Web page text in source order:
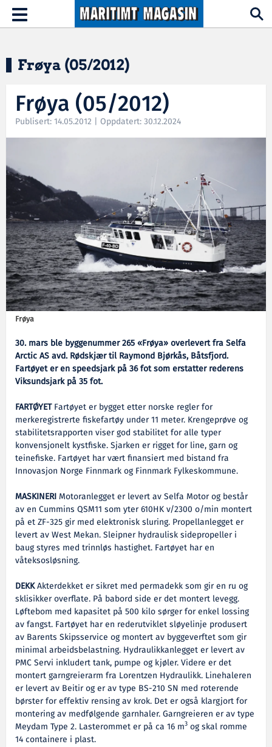
Hopp til hovedinnhold
Toggle
navigation
Frøya (05/2012)
Frøya (05/2012)
Publisert: 14.05.2012 | Oppdatert: 30.12.2024
Frøya
30. mars ble byggenummer 265 «Frøya» overlevert fra Selfa
Arctic AS avd. Rødskjær til Raymond Bjørkås, Båtsfjord.
Fartøyet er en speedsjark på 36 fot som erstatter rederens
Viksundsjark på 35 fot.
FARTØYETFartøyet er bygget etter norske regler for
merkeregistrerte fiskefartøy under 11 meter. Krengeprøve og
stabilitetsrapporten viser god stabilitet for alle typer
konvensjonelt kystfiske. Sjarken er rigget for line, garn og
teinefiske. Fartøyet har vært finansiert med bistand fra
Innovasjon Norge Finnmark og Finnmark Fylkeskommune.
MASKINERIMotoranlegget er levert av Selfa Motor og består
av en Cummins QSM11 som yter 610HK v/2300 o/min montert
på et ZF-325 gir med elektronisk sluring. Propellanlegget er
levert av West Mekan. Sleipner hydraulisk sidepropeller i
baug styres med trinnløs hastighet. Fartøyet har en
våteksosløsning.
DEKKAkterdekket er sikret med permadekk som gir en ru og
sklisikker overflate. På babord side er det montert levegg.
Løftebom med kapasitet på 500 kilo sørger for enkel lossing
av fangst. Fartøyet har en rederutviklet sløyelinje produsert
av Barents Skipsservice og montert av byggeverftet som gir
minimal arbeidsbelastning. Hydraulikkanlegget er levert av
PMC Servi inkludert tank, pumpe og kjøler. Videre er det
montert garngreierarm fra Lorentzen Hydraulikk. Linehaleren
er levert av Beitir og er av type BS-210 SN med roterende
børster for effektiv rensing av krok. Det er også klargjort for
montering av medfølgende garnhaler. Garngreieren er av type
Meydam Type 2. Lasterommet er på ca 16 m3 og skal romme
14 containere i plast.